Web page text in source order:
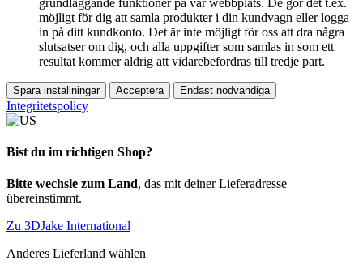
möjligt för dig att samla produkter i din kundvagn eller logga
in på ditt kundkonto. Det är inte möjligt för oss att dra några
slutsatser om dig, och alla uppgifter som samlas in som ett
resultat kommer aldrig att vidarebefordras till tredje part.
Spara inställningar Acceptera Endast nödvändiga
Integritetspolicy
Bist du im richtigen Shop?
Bitte wechsle zum Land, das mit deiner Lieferadresse
übereinstimmt.
Zu 3DJake International
Anderes Lieferland wählen